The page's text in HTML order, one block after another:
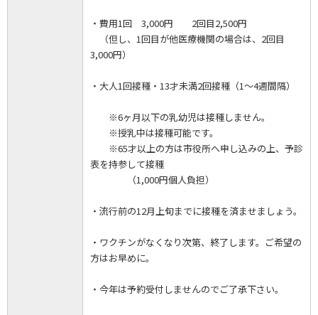
・費用1回 3,000円 2回目2,500円
（但し、1回目が他医療機関の場合は、2回目
3,000円）
・大人1回接種・13才未満2回接種（1～4週間隔）
※6ヶ月以下の乳幼児は接種しません。
※授乳中は接種可能です。
※65才以上の方は市役所へ申し込みの上、予診
表を持参して接種
（1,000円個人負担）
・流行前の12月上旬までに接種を済ませましょう。
・ワクチンがなくなり次第、終了します。ご希望の
方はお早めに。
・今年は予約受付しませんのでご了承下さい。